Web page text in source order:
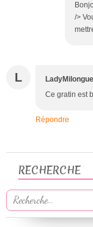
/>
L
Ce gratin est
Répondre
RECHERCHE